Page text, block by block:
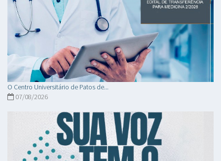
O Centro Universitário de Patos de...
07/08/2026